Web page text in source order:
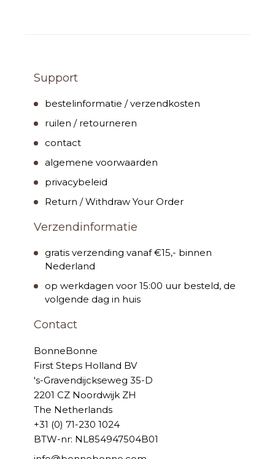
Support
bestelinformatie / verzendkosten
ruilen / retourneren
contact
algemene voorwaarden
privacybeleid
Return / Withdraw Your Order
Verzendinformatie
gratis verzending vanaf €15,- binnen
Nederland
op werkdagen voor 15:00 uur besteld, de
volgende dag in huis
Contact
BonneBonne
First Steps Holland BV
's-Gravendijckseweg 35-D
2201 CZ Noordwijk ZH
The Netherlands
+31 (0) 71-230 1024
BTW-nr: NL854947504B01